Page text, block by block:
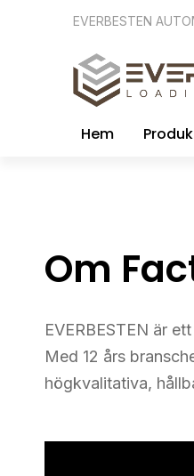
EVERBESTEN
Hem
Om
EVERBESTEN är
Med 12 års
högkvalitativa,